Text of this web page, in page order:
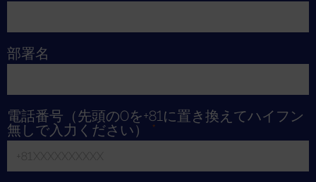
部署名
電話番号（先頭の0を+81に置き換えてハイフン
無しで入力ください） *